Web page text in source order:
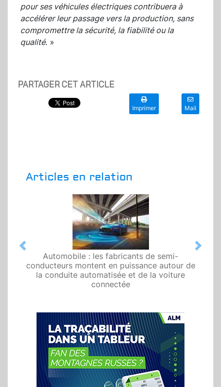
pour ses véhicules électriques contribuera à
accélérer leur passage vers la production, sans
compromettre la sécurité, la fiabilité ou la
qualité. »
PARTAGER CET ARTICLE
Imprimer Mail
Articles en relation
Automobile : les fabricants de semi-
conducteurs montent en puissance autour de
la conduite automatisée et de la voiture
connectée
Previous Next